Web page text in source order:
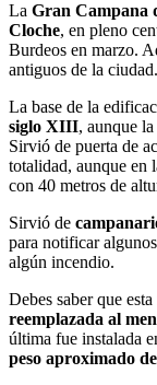
La Gran Campana
Cloche, en pleno
Burdeos en marzo.
antiguos de la ciudad.
La base de la
siglo XIII, aunque
Sirvió de puerta de
totalidad, aunque en
con 40 metros de
Sirvió de
para notificar
algún incendio.
Debes saber que
reemplazada al
última fue instalada
peso aproximado